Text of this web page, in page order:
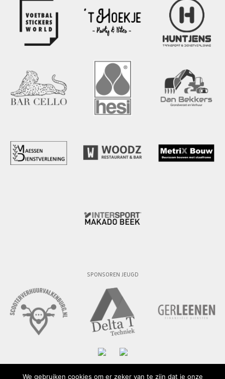
SPONSOREN JEUGD
We gebruiken cookies om er zeker van te zijn dat je onze